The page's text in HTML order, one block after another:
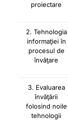
proiectare
2. Tehnologia
informaţiei în
procesul de
învăţare
3. Evaluarea
învăţării
folosind noile
tehnologii